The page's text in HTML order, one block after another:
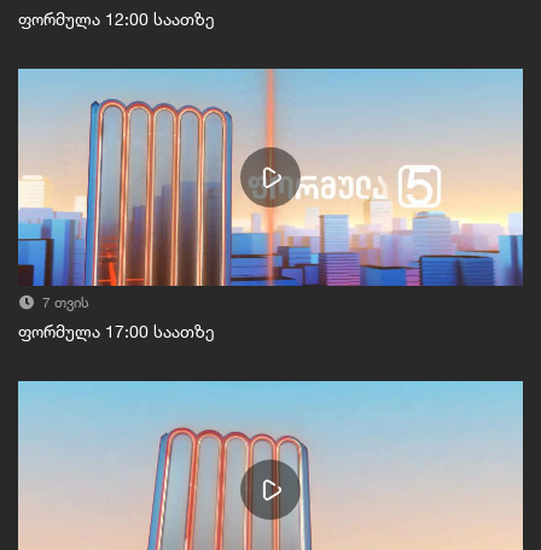
ფორმულა 12:00 საათზე
7 თვის
ფორმულა 17:00 საათზე